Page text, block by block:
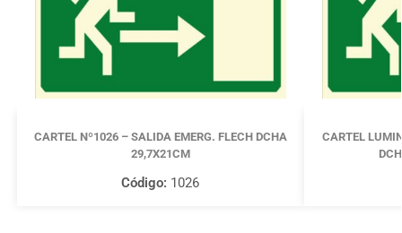
CARTEL Nº1026 – SALIDA EMERG. FLECH DCHA
29,7X21CM
Código: 1026
CARTEL